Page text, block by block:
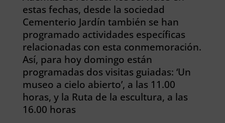
estas fechas, desde la sociedad
Cementerio Jardín también se han
programado actividades específicas
relacionadas con esta conmemoración.
Así, para hoy domingo están
programadas dos visitas guiadas: ‘Un
museo a cielo abierto’, a las 11.00
horas, y la Ruta de la escultura, a las
16.00 horas